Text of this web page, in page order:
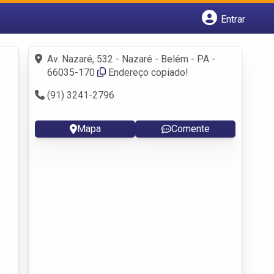
Entrar
Fazer login
Criar conta
Av. Nazaré, 532 - Nazaré - Belém - PA -
66035-170
Endereço copiado!
(91) 3241-2796
Mapa Comente